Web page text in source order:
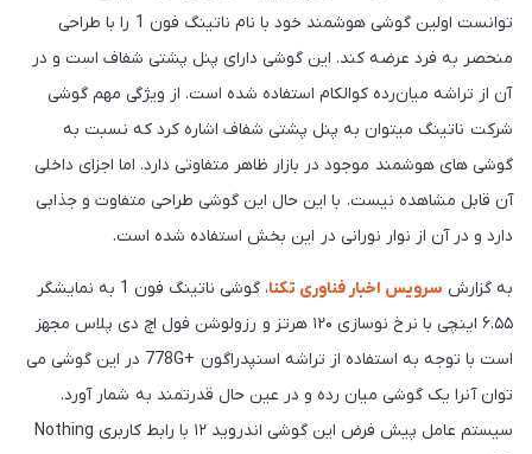
توانست اولین گوشی هوشمند خود با نام ناتینگ فون 1 را با طراحی
منحصر به فرد عرضه کند. این گوشی دارای پنل پشتی شفاف است و در
آن از تراشه میان‌رده کوالکام استفاده شده است. از ویژگی مهم گوشی
شرکت ناتینگ میتوان به پنل پشتی شفاف اشاره کرد که نسبت به
گوشی های هوشمند موجود در بازار ظاهر متفاوتی دارد. اما اجزای داخلی
آن قابل مشاهده نیست. با این حال این گوشی طراحی متفاوت و جذابی
دارد و در آن از نوار نورانی در این بخش استفاده شده است.
به گزارش سرویس اخبار فناوری تکنا
، گوشی ناتینگ فون 1 به نمایشگر
۶.۵۵ اینچی با نرخ نوسازی ۱۲۰ هرتز و رزولوشن فول اچ دی پلاس مجهز
است با توجه به استفاده از تراشه اسنپدراگون +778G در این گوشی می
توان آنرا یک گوشی میان رده و در عین حال قدرتمند به شمار آورد.
سیستم عامل پیش فرض این گوشی اندروید ۱۲ با رابط کاربری Nothing